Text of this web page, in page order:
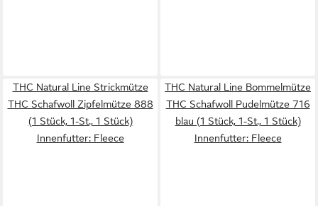
THC Natural Line Strickmütze
THC Schafwoll Zipfelmütze 888
(1 Stück, 1-St., 1 Stück)
Innenfutter: Fleece
THC Natural Line Bommelmütze
THC Schafwoll Pudelmütze 716
blau (1 Stück, 1-St., 1 Stück)
Innenfutter: Fleece